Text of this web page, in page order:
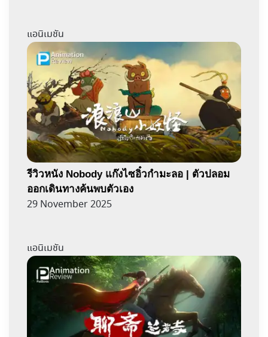
แอนิเมชัน
รีวิวหนัง Nobody แก๊งไซอิ๋วกำมะลอ | ตัวปลอม
ออกเดินทางค้นพบตัวเอง
29 November 2025
แอนิเมชัน